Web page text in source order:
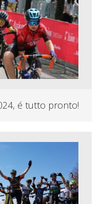
é tutto pronto!